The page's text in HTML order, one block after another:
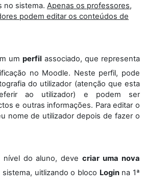
no sistema. Apenas os professores,
podem editar os conteúdos de
um perfil associado, que representa
no Moodle. Neste perfil, pode
do utilizador (atenção que esta
ao utilizador) e podem ser
e outras informações. Para editar o
nome de utilizador depois de fazer o
nível do aluno, devecriar uma nova
sistema, uitlizando o bloco Loginna 1ª